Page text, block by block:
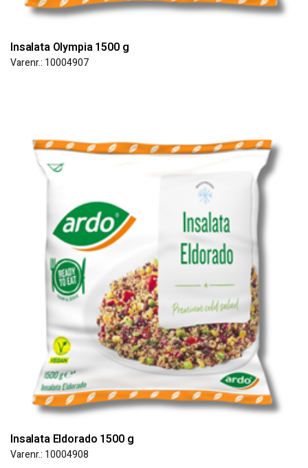
Insalata Olympia 1500 g
Varenr.: 10004907
Insalata Eldorado 1500 g
Varenr.: 10004908